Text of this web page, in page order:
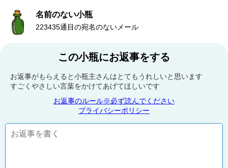
名前のない小瓶
223435通目の宛名のないメール
この小瓶にお返事をする
お返事がもらえると小瓶主さんはとてもうれしいと思います
すごくやさしい言葉をかけてあげてほしいです
お返事のルール※必ず読んでください
プライバシーポリシー